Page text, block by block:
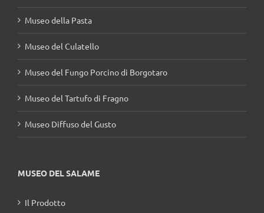
Museo della Pasta
Museo del Culatello
Museo del Fungo Porcino di Borgotaro
Museo del Tartufo di Fragno
Museo Diffuso del Gusto
MUSEO DEL SALAME
Il Prodotto